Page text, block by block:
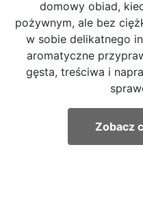
domowy obiad,
pożywnym, ale bez
w sobie delikatnego
aromatyczne
gęsta, treściwa i
Zobacz